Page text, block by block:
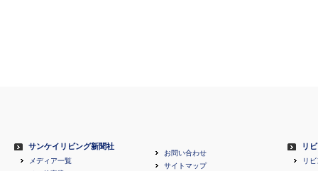
サンケイリビング新聞社
メディア一覧
お問い合わせ
サイトマップ
リ
リ